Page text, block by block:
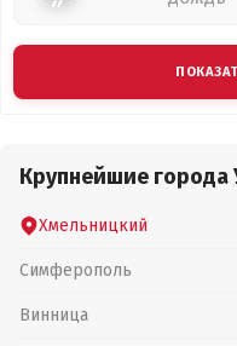
Крупнейшие города
Хмельницкий
Симферополь
Винница